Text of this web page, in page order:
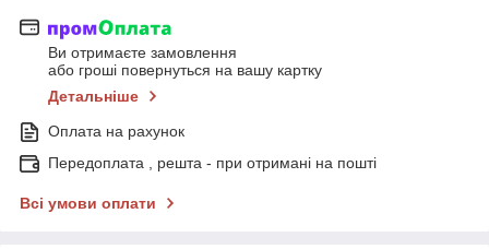
Ви отримаєте замовлення
або гроші повернуться на вашу картку
Детальніше
Оплата на рахунок
Передоплата , решта - при отримані на пошті
Всі умови оплати